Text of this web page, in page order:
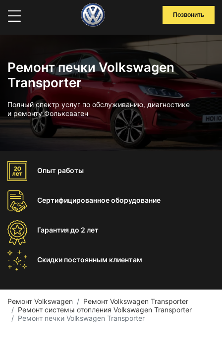
Позвонить
Ремонт печки Volkswagen
Transporter
Полный спектр услуг по обслуживанию, диагностике
и ремонту Фольксваген
Опыт работы
Сертифицированноеоборудование
Гарантиядо 2 лет
Скидки постоянным клиентам
Ремонт Volkswagen
Ремонт Volkswagen Transporter
Ремонт системы отопления Volkswagen Transporter
Ремонт печки Volkswagen Transporter